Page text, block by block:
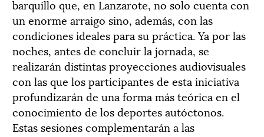
barquillo que, en Lanzarote, no solo cuenta con
un enorme arraigo sino, además, con las
condiciones ideales para su práctica. Ya por las
noches, antes de concluir la jornada, se
realizarán distintas proyecciones audiovisuales
con las que los participantes de esta iniciativa
profundizarán de una forma más teórica en el
conocimiento de los deportes autóctonos.
Estas sesiones complementarán a las